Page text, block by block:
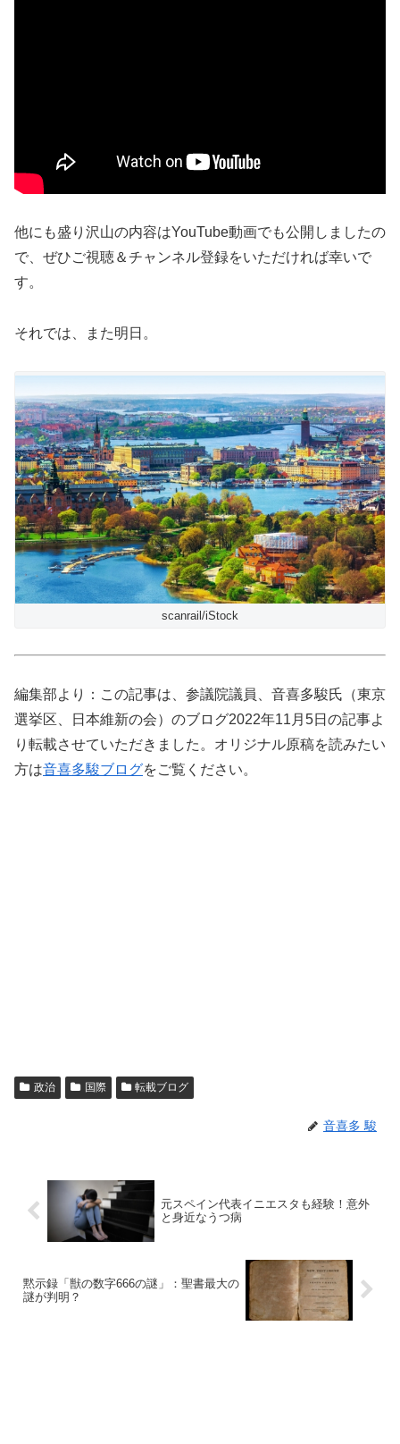
他にも盛り沢山の内容はYouTube動画でも公開しましたの
で、ぜひご視聴＆チャンネル登録をいただければ幸いで
す。
それでは、また明日。
scanrail/iStock
編集部より：この記事は、参議院議員、音喜多駿氏（東京
選挙区、日本維新の会）のブログ2022年11月5日の記事よ
り転載させていただきました。オリジナル原稿を読みたい
方は音喜多駿ブログをご覧ください。
政治 国際 転載ブログ
音喜多 駿
元スペイン代表イニエスタも経験！意外
と身近なうつ病
黙示録「獣の数字666の謎」：聖書最大の
謎が判明？